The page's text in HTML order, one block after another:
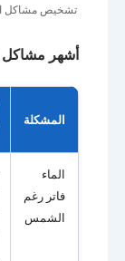
تشخيص مشاكل
أشهر مشاكل
المشكلة
الماء
فاتر رغم
الشمس